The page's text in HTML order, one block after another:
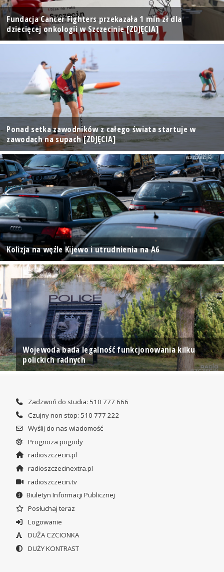
Fundacja Cancer Fighters przekazała 1 mln zł dla
dziecięcej onkologii w Szczecinie [ZDJĘCIA]
Ponad setka zawodników z całego świata startuje w
zawodach na supach [ZDJĘCIA]
Kolizja na węźle Kijewo i utrudnienia na A6
Wojewoda bada legalność funkcjonowania kilku
polickich radnych
Zadzwoń do studia: 510 777 666
Czujny non stop: 510 777 222
Wyślij do nas wiadomość
Prognoza pogody
radioszczecin.pl
radioszczecinextra.pl
radioszczecin.tv
Biuletyn Informacji Publicznej
Posłuchaj teraz
Logowanie
DUŻA CZCIONKA
DUŻY KONTRAST